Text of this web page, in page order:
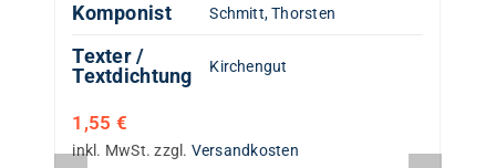
Komponist Schmitt, Thorsten
Texter /
Textdichtung
Kirchengut
1,55 €
inkl. MwSt. zzgl. Versandkosten